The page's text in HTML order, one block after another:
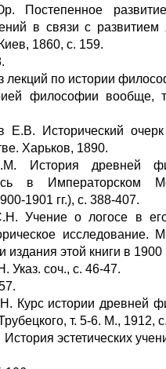
Постепенное
в связи с развитием
1860, с. 159.
лекций по истории
философии вообще,
Е.В. Исторический
Харьков, 1890.
История древней
в Императорском
1901 гг.), с. 388-407.
Учение о логосе в
исследование.
этой книги в 1900
Указ. соч., с. 46-47.
Курс истории древней
т. 5-6. М., 1912,
эстетических